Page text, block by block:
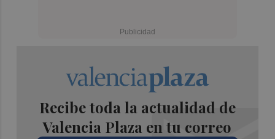
Recibe toda la actualidad de
Valencia Plaza en tu correo